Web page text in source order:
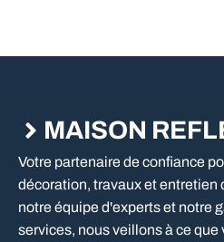
MAISON
Votre partenaire de confiance
décoration, travaux et entretien
notre équipe d'experts et notre
services, nous veillons à ce que